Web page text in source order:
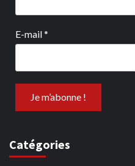
E-mail*
Catégories